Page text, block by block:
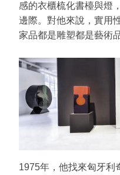
感的衣櫃梳化書檯與燈
邊際。對他來說，實用
家品都是雕塑都是藝術品
1975年，他找來匈牙利